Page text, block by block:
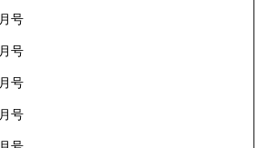
号
号
号
号